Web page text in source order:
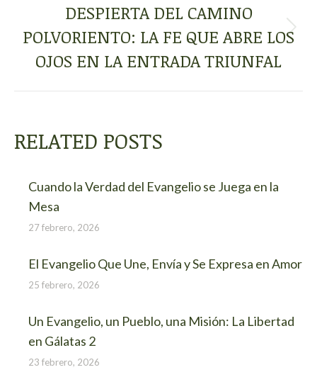
Next
post:
DESPIERTA DEL CAMINO
POLVORIENTO: LA FE QUE ABRE LOS
OJOS EN LA ENTRADA TRIUNFAL
RELATED POSTS
Cuando la Verdad del Evangelio se Juega en la
Mesa
27 febrero, 2026
El Evangelio Que Une, Envía y Se Expresa en Amor
25 febrero, 2026
Un Evangelio, un Pueblo, una Misión: La Libertad
en Gálatas 2
23 febrero, 2026